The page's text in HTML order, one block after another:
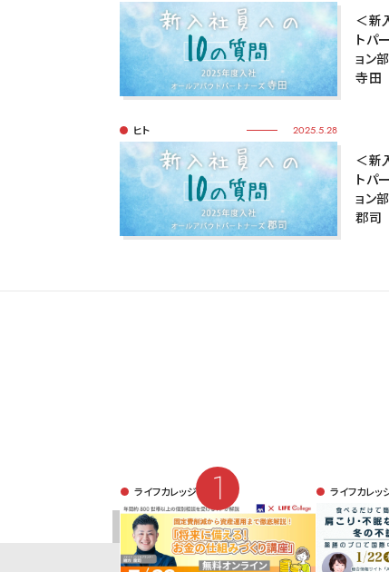
＜新
トパ
ョン
寺田
ヒト 2025.5.28
＜新
トパ
ョン
郡司
ライフカレッジ ライフカレッ